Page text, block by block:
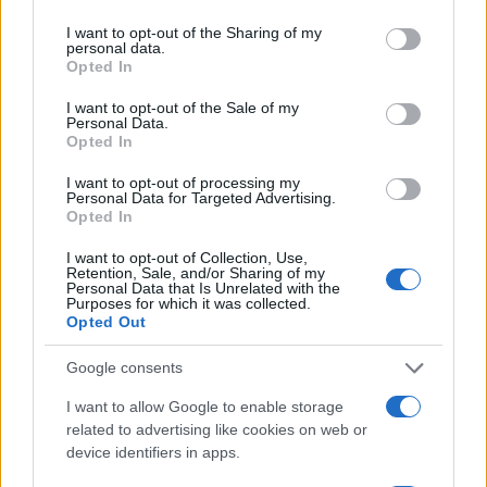
not limited to your visit or usage behaviour. You may click to
grant or deny consent to Google and its third-party tags to
use your data for below specified purposes in below Google
consent section.
I want to opt-out of the Sharing of my
personal data.
Opted In
I want to opt-out of the Sale of my
Personal Data.
Opted In
I want to opt-out of processing my
Personal Data for Targeted Advertising.
Opted In
I want to opt-out of Collection, Use,
Retention, Sale, and/or Sharing of my
Personal Data that Is Unrelated with the
Purposes for which it was collected.
Opted Out
Google consents
I want to allow Google to enable storage
related to advertising like cookies on web or
device identifiers in apps.
Στην Θεσσαλονίκη
έρχεται ο Α. Τσίπρας
πρόγραμμά του
Ο πρόεδρος της
Συμπαράταξης θα
επισκεφθεί τη Διεθνή
την Τετάρτη 9
Σεπτεμβρίου
Αλέξης Τσίπρας
Συμπαράταξη
πριν 2 ώρες